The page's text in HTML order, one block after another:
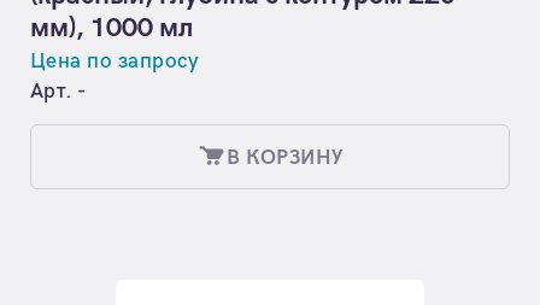
мм), 1000 мл
Цена по запросу
Арт. -
В КОРЗИНУ